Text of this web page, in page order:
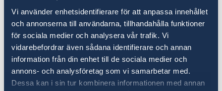
Vi använder enhetsidentifierare för att anpassa innehållet
och annonserna till användarna, tillhandahålla funktioner
för sociala medier och analysera vår trafik. Vi
vidarebefordrar även sådana identifierare och annan
information från din enhet till de sociala medier och
annons- och analysföretag som vi samarbetar med.
Dessa kan i sin tur kombinera informationen med annan
No, the Embassy does not legalize documents
or issue apostilles. All necessary documents
need to be translated and apostilled by
Notaries Public in Sweden before the trip to
Armenia. Information about legalizations,
apostille, and notary public can be foud at the